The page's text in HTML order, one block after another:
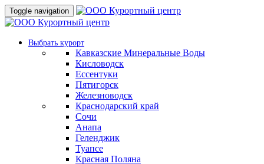
Toggle navigation
Выбрать курорт
Кавказские Минеральные Воды
Кисловодск
Ессентуки
Пятигорск
Железноводск
Краснодарский край
Сочи
Анапа
Геленджик
Туапсе
Красная Поляна